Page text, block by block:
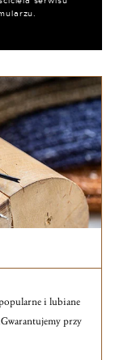
i lubiane
Gwarantujemy przy